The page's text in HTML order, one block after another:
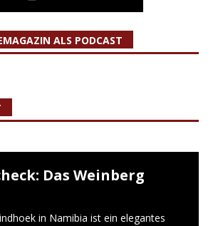
ALS PODCAST
Das Weinberg
in Namibia ist ein elegantes